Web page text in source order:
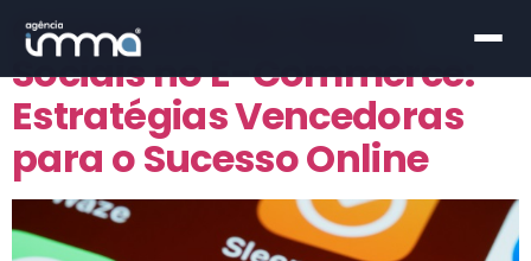
O Impacto das Redes
Sociais no E-Commerce:
Estratégias Vencedoras
para o Sucesso Online